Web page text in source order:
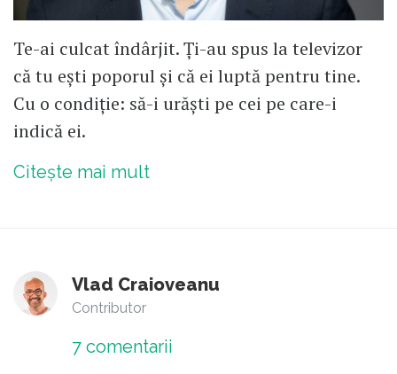
Te-ai culcat îndârjit. Ți-au spus la televizor
că tu ești poporul și că ei luptă pentru tine.
Cu o condiție: să-i urăști pe cei pe care-i
indică ei.
Citește mai mult
Vlad Craioveanu
Contributor
7 comentarii